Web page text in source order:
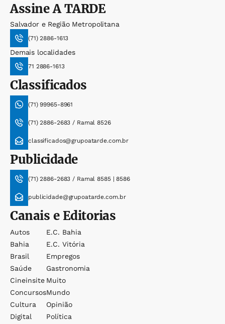
AssineA TARDE
Salvador e Região Metropolitana
(71) 2886-1613
Demais localidades
71 2886-1613
Classificados
(71) 99965-8961
(71) 2886-2683 / Ramal 8526
classificados@grupoatarde.com.br
Publicidade
(71) 2886-2683 / Ramal 8585 | 8586
publicidade@grupoatarde.com.br
Canais e Editorias
Autos
Bahia
Brasil
Saúde
Cineinsite
Concursos
Cultura
Digital
E.c. Bahia
E.c. Vitória
Empregos
Gastronomia
Muito
Mundo
Opinião
Política